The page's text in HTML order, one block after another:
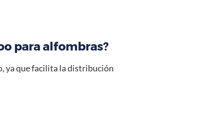
para alfombras?
ya que facilita la distribución